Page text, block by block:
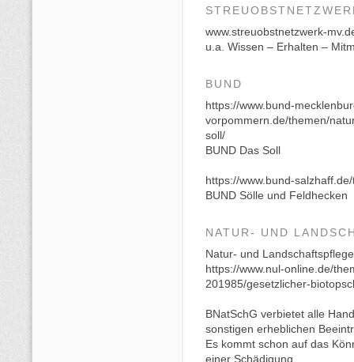
www.streuobstnetzwerk-
u.a. Wissen – Erhalten –
BUND
https://www.bund-
vorpommern.de/themen/
soll/
BUND Das Soll
https://www.bund-
BUND Sölle und Feldhecken
NATUR- UND
Natur- und Landschaftspflege
https://www.nul-online.de/
201985/gesetzlicher-
BNatSchG verbietet alle
sonstigen erheblichen
Es kommt schon auf das
einer Schädigung